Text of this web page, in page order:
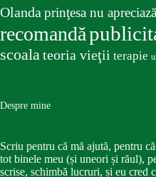
Olandaprinţesa nu apreciază
recomandă
scoalateoria vieţii terapie
Despre mine
Scriu pentru că mă ajută, pentru
tot binele meu (și uneori și răul),
scrise, schimbă lucruri, și eu cred